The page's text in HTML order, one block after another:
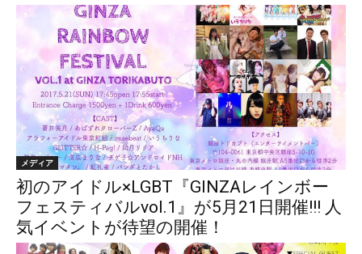
メディア
初のアイドル×LGBT『GINZAレインボー
フェスティバルvol.1』が5月21日開催!!! 人
気イベントが待望の開催！